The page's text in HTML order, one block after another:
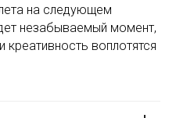
на следующем
незабываемый момент,
креативность воплотятся